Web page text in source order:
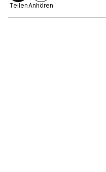
TeilenAnhören